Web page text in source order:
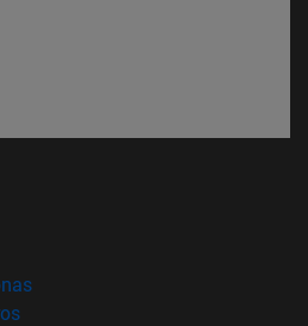
ventana)
(abre en nueva ventana)
(abre en nueva ventana)